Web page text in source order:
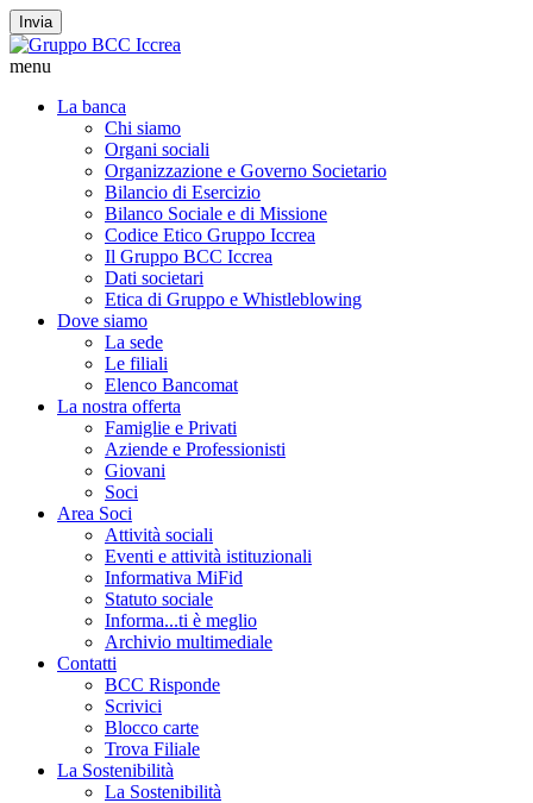
Invia
menu
La banca
Chi siamo
Organi sociali
Organizzazione e Governo Societario
Bilancio di Esercizio
Bilanco Sociale e di Missione
Codice Etico Gruppo Iccrea
Il Gruppo BCC Iccrea
Dati societari
Etica di Gruppo e Whistleblowing
Dove siamo
La sede
Le filiali
Elenco Bancomat
La nostra offerta
Famiglie e Privati
Aziende e Professionisti
Giovani
Soci
Area Soci
Attività sociali
Eventi e attività istituzionali
Informativa MiFid
Statuto sociale
Informa...ti è meglio
Archivio multimediale
Contatti
BCC Risponde
Scrivici
Blocco carte
Trova Filiale
La Sostenibilità
La Sostenibilità